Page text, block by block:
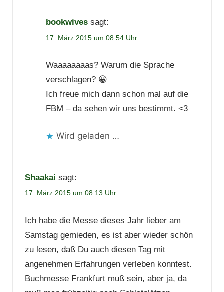
bookwives sagt:
17. März 2015 um 08:54 Uhr
Waaaaaaaas? Warum die Sprache
verschlagen? 😀
Ich freue mich dann schon mal auf die
FBM – da sehen wir uns bestimmt. <3
Wird geladen …
Shaakai sagt:
17. März 2015 um 08:13 Uhr
Ich habe die Messe dieses Jahr lieber am
Samstag gemieden, es ist aber wieder schön
zu lesen, daß Du auch diesen Tag mit
angenehmen Erfahrungen verleben konntest.
Buchmesse Frankfurt muß sein, aber ja, da